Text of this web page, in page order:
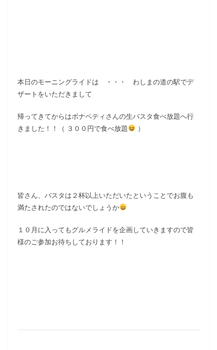
本日のモーニングライドは ・・・ わしまの道の駅でデ
ザートをいただきまして
帰ってきてからはボナペティさんの生パスタ食べ放題へ行
きました！！（ ３００円で食べ放題
）
皆さん、パスタは２杯以上いただいたということでお腹も
満たされたのではないでしょうか
１０月に入ってもグルメライドを企画していきますので皆
様のご参加お待ちしております！！